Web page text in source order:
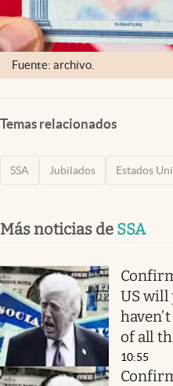
Fuente: archivo.
Temas relacionados
SSA Jubilados Estados
Más noticias de SSA
US will
of all
10:55